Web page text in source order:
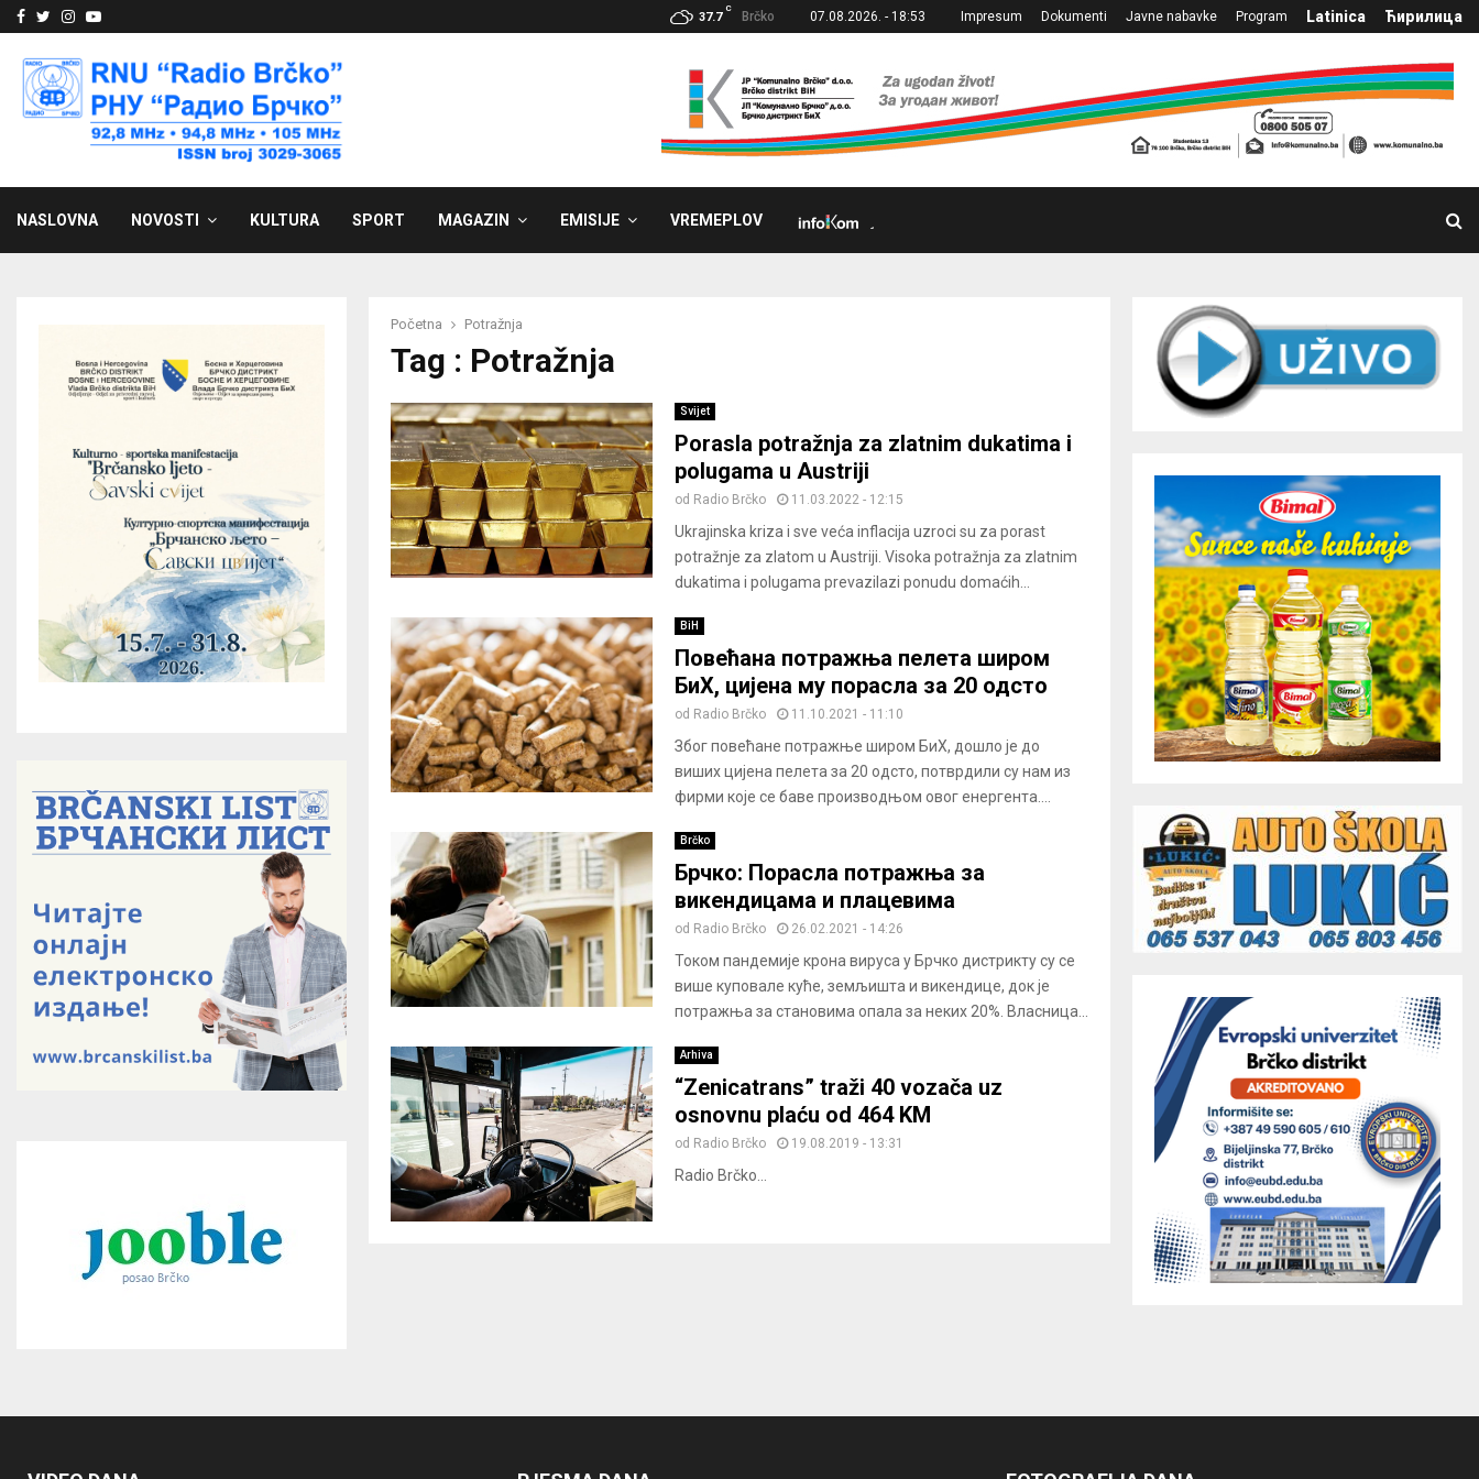
Facebook
Twitter
Instagram
Youtube 37.7
C
Brčko 07.08.2026. - 18:53 Impresum Dokumenti Javne nabavke Program Latinica Ћирилица
NASLOVNA NOVOSTI KULTURA SPORT MAGAZIN EMISIJE VREMEPLOV
Početna Potražnja
Tag : Potražnja
Svijet
Porasla potražnja za zlatnim dukatima i
polugama u Austriji
od Radio Brčko 11.03.2022 - 12:15
Ukrajinska kriza i sve veća inflacija uzroci su za porast
potražnje za zlatom u Austriji. Visoka potražnja za zlatnim
dukatima i polugama prevazilazi ponudu domaćih...
BiH
Повећана потражња пелета широм
БиХ, цијена му порасла за 20 одсто
od Radio Brčko 11.10.2021 - 11:10
Због повећане потражње широм БиХ, дошло је до
виших цијена пелета за 20 одсто, потврдили су нам из
фирми које се баве производњом овог енергента....
Brčko
Брчко: Порасла потражња за
викендицама и плацевима
od Radio Brčko 26.02.2021 - 14:26
Током пандемије крона вируса у Брчко дистрикту су се
више куповале куће, земљишта и викендице, док је
потражња за становима опала за неких 20%. Власница...
Arhiva
“Zenicatrans” traži 40 vozača uz
osnovnu plaću od 464 KM
od Radio Brčko 19.08.2019 - 13:31
Radio Brčko...